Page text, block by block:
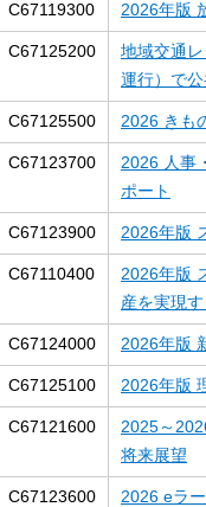
C67119300 2026年版
C67125200
地域交通
運行）で
C67125500 2026 きも
C67123700
2026 人事
ポート
C67123900 2026年版
C67110400
2026年版
産を実現
C67124000 2026年版
C67125100 2026年版
C67121600
2025～
将来展望
C67123600 2026 eラ